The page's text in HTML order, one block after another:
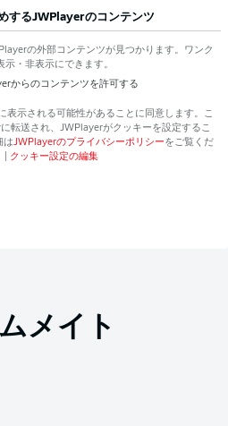
するJWPlayerのコンテンツ
の外部コンテンツが見つかります。ワンク
示・非表示にできます。
からのコンテンツを許可する
表示される可能性があることに同意します。こ
に転送され、 JWPlayerがクッキーを設定するこ
はJWPlayerのプライバシーポリシーをご覧くだ
クッキー設定の編集
メイト